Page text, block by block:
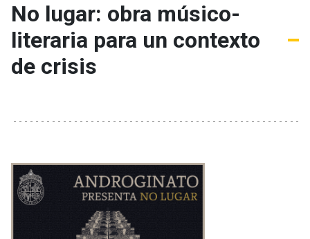
No lugar: obra músico-
literaria para un contexto
de crisis